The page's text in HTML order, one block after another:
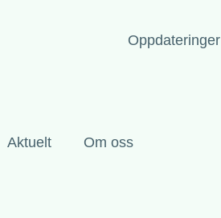
Oppdateringer
Aktuelt Om oss